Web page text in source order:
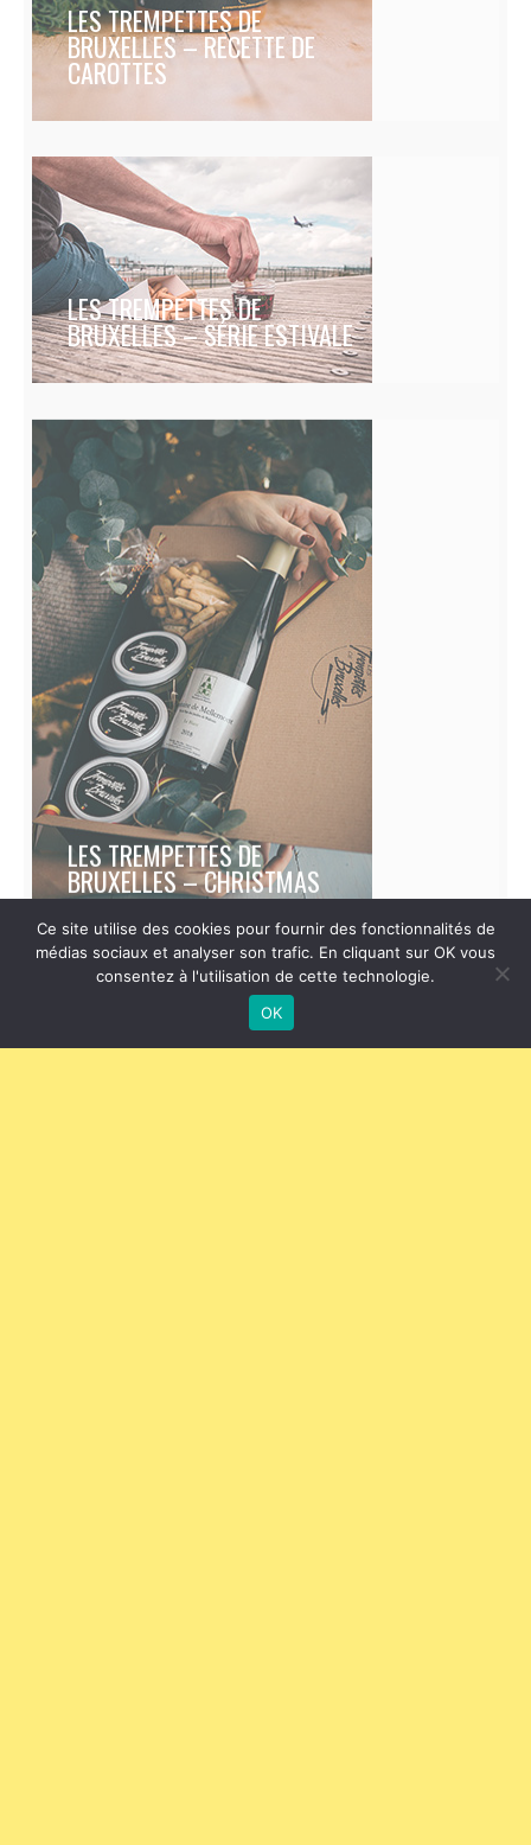
LES TREMPETTES DE
BRUXELLES – RECETTE DE
CAROTTES
LES TREMPETTES DE
BRUXELLES – SÉRIE ESTIVALE
LES TREMPETTES DE
BRUXELLES – CHRISTMAS
Ce site utilise des cookies pour fournir des fonctionnalités de
médias sociaux et analyser son trafic. En cliquant sur OK vous
consentez à l'utilisation de cette technologie.
OK